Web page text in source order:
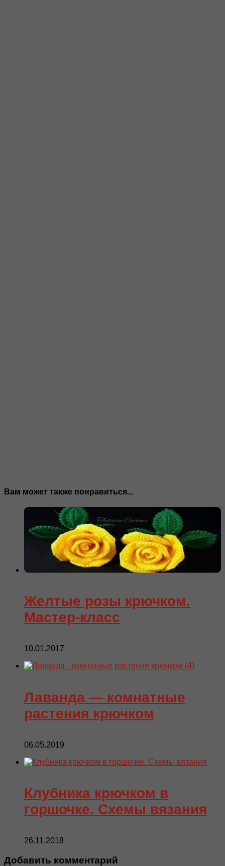
Вам может также понравиться...
Желтые розы крючком.
Мастер-класс
10.01.2017
Лаванда — комнатные
растения крючком
06.05.2019
Клубника крючком в
горшочке. Схемы вязания
26.11.2018
Добавить комментарий